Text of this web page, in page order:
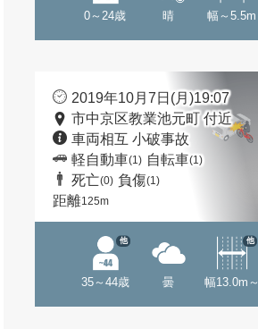
0～24歳 晴 幅～5.5m
2019年10月7日(月)19:07
市中京区教業池元町 付近
車両相互 小破事故
軽自動車(1) 自転車(1)
死亡(0) 負傷(1)
距離125m
35～44歳
他
曇 幅13.0m～
他